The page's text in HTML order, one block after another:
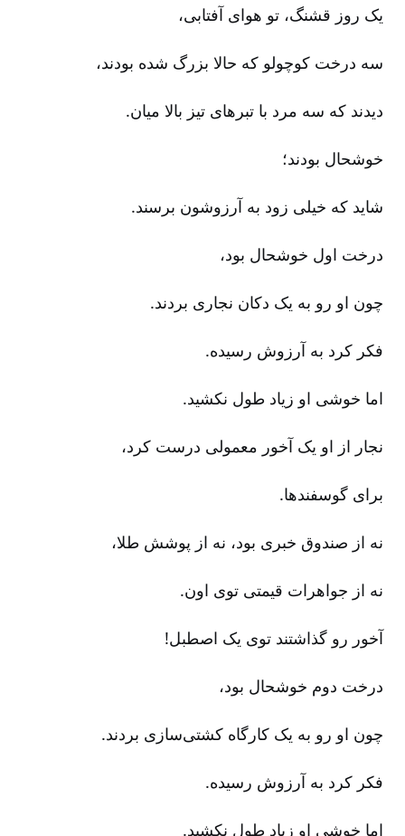
یک روز قشنگ‌، تو هوای آفتابی‌،
سه درخت کوچولو که حالا بزرگ شده بودند،
دیدند که سه مرد با تبرهای تیز بالا میان‌.
خوشحال بودند؛
شاید که خیلی زود به آرزوشون برسند.
درخت اول خوشحال بود،
چون او رو به یک دکان نجاری بردند.
فکر کرد به آرزوش رسیده‌.
اما خوشی او زیاد طول نکشید.
نجار از او یک آخور معمولی درست کرد،
برای گوسفندها.
نه از صندوق خبری بود، نه از پوشش طلا،
نه از جواهرات قیمتی توی اون‌.
آخور رو گذاشتند توی یک اصطبل‌!
درخت دوم خوشحال بود،
چون او رو به یک کارگاه کشتی‌سازی بردند.
فکر کرد به آرزوش رسیده‌.
اما خوشی او زیاد طول نکشید.